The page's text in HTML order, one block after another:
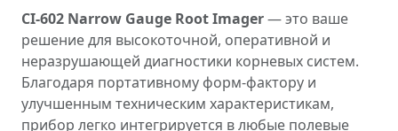
CI-602 Narrow Gauge Root Imager— это ваше
решение для высокоточной, оперативной и
неразрушающей диагностики корневых систем.
Благодаря портативному форм-фактору и
улучшенным техническим характеристикам,
прибор легко интегрируется в любые полевые